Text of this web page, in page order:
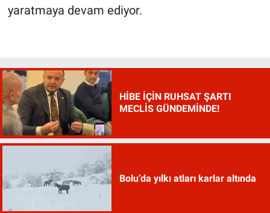
yaratmaya devam ediyor.
HİBE İÇİN RUHSAT ŞARTI
MECLİS GÜNDEMİNDE!
Bolu’da yılkı atları karlar altında